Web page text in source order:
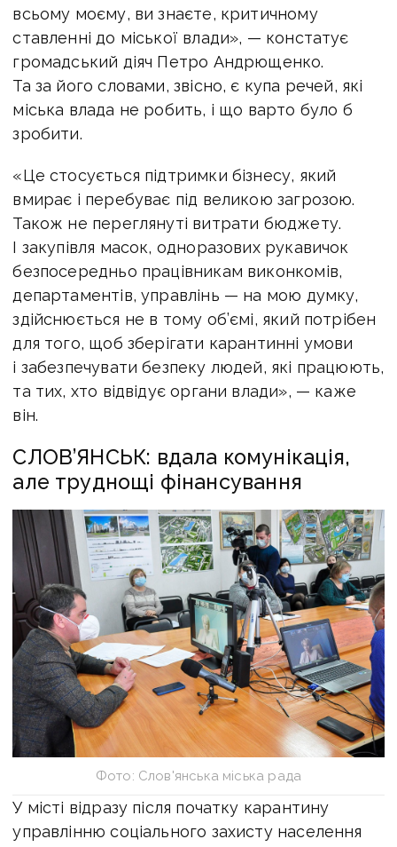
всьому моєму, ви знаєте, критичному
ставленні до міської влади», — констатує
громадський діяч Петро Андрющенко.
Та за його словами, звісно, є купа речей, які
міська влада не робить, і що варто було б
зробити.
«Це стосується підтримки бізнесу, який
вмирає і перебуває під великою загрозою.
Також не переглянуті витрати бюджету.
І закупівля масок, одноразових рукавичок
безпосередньо працівникам виконкомів,
департаментів, управлінь — на мою думку,
здійснюється не в тому об’ємі, який потрібен
для того, щоб зберігати карантинні умови
і забезпечувати безпеку людей, які працюють,
та тих, хто відвідує органи влади», — каже
він.
СЛОВ’ЯНСЬК: вдала комунікація,
але труднощі фінансування
Фото: Слов'янська міська рада
У місті відразу після початку карантину
управлінню соціального захисту населення